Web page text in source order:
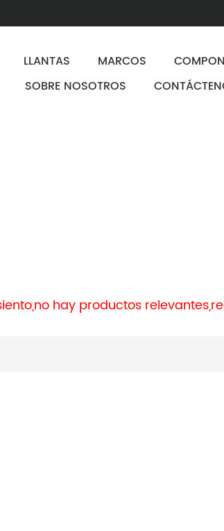
LLANTAS MARCOS
SOBRE NOSOTROS
hay productos